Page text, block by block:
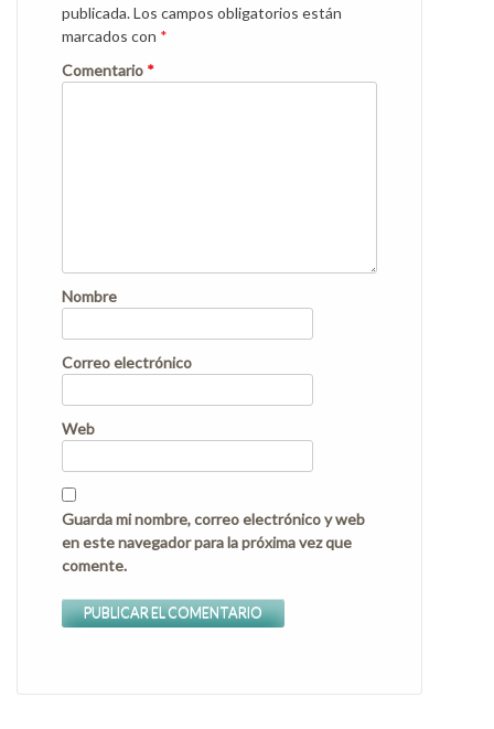
publicada.Los campos obligatorios están
marcados con *
Comentario *
Nombre
Correo electrónico
Web
Guarda mi nombre, correo electrónico y web
en este navegador para la próxima vez que
comente.